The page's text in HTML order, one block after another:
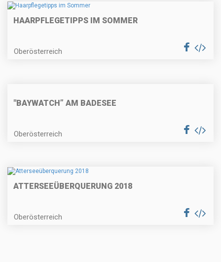
HAARPFLEGETIPPS IM SOMMER
Oberösterreich
"BAYWATCH” AM BADESEE
Oberösterreich
ATTERSEEÜBERQUERUNG 2018
Oberösterreich